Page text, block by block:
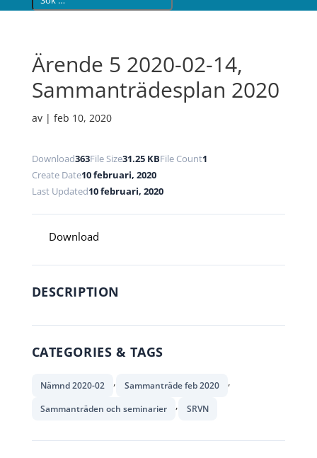
Ärende 5 2020-02-14,
Sammanträdesplan 2020
av | feb 10, 2020
Download363File Size31.25 KBFile Count1
Create Date10 februari, 2020
Last Updated10 februari, 2020
Download
DESCRIPTION
CATEGORIES & TAGS
Nämnd 2020-02 , Sammanträde feb 2020 ,
Sammanträden och seminarier , SRVN